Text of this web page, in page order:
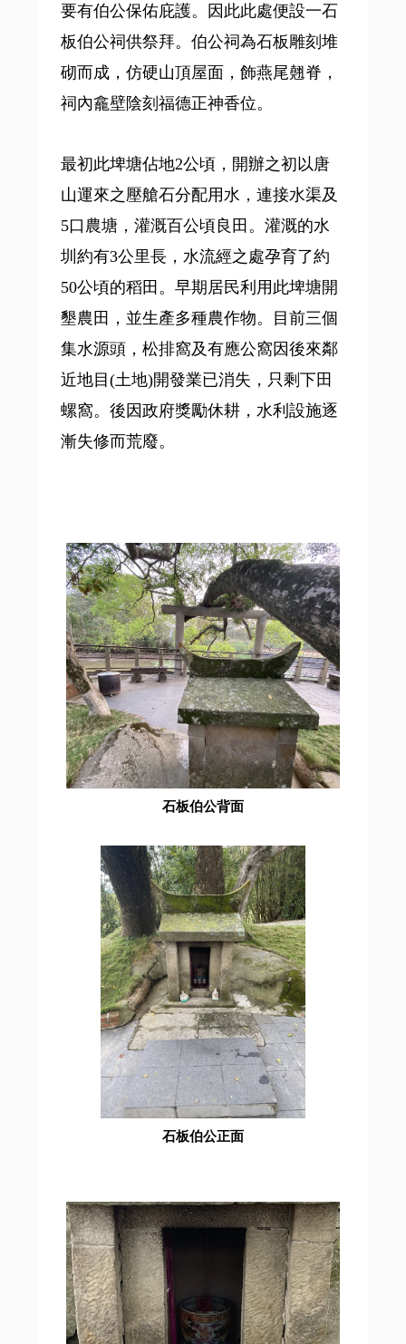
要有伯公保佑庇護。因此此處便設一石
板伯公祠供祭拜。伯公祠為石板雕刻堆
砌而成，仿硬山頂屋面，飾燕尾翹脊，
祠內龕壁陰刻福德正神香位。
最初此埤塘佔地2公頃，開辦之初以唐
山運來之壓艙石分配用水，連接水渠及
5口農塘，灌溉百公頃良田。灌溉的水
圳約有3公里長，水流經之處孕育了約
50公頃的稻田。早期居民利用此埤塘開
墾農田，並生產多種農作物。目前三個
集水源頭，松排窩及有應公窩因後來鄰
近地目(土地)開發業已消失，只剩下田
螺窩。後因政府獎勵休耕，水利設施逐
漸失修而荒廢。
石板伯公背面
石板伯公正面